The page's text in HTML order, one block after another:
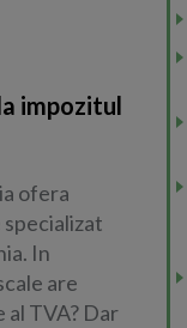
impozitul
ofera
In
are
TVA? Dar